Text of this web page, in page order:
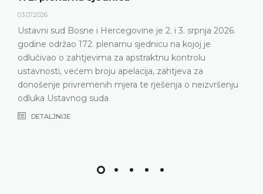
je 2. i 3. srpnja 2026.
na kojoj je
kontrolu
zahtjeva za
rješenja o neizvršenju
Ustavni sud Bosne i
plenarnu sjednicu 2. i 3.
DETALJNIJE